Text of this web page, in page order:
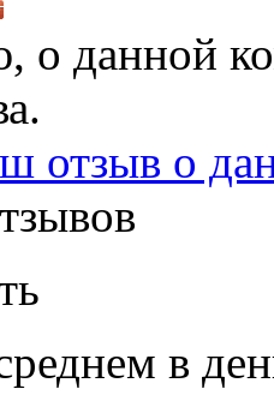
о данной
отзыв о
в